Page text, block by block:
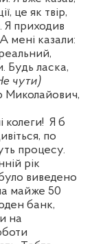
це як твір,
Я приходив
мені казали:
Будь ласка,
чути)
Миколайович,
Я б
по
процесу.
рік
виведено
майже 50
банк,
на